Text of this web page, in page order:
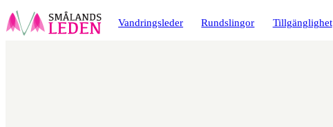
Vandringsleder Rundslingor Tillgänglighet